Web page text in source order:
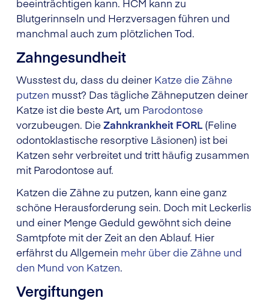
Blutgerinnseln und Herzversagen führen und
manchmal auch zum plötzlichen Tod.
Zahngesundheit
Wusstest du, dass du deiner Katze die Zähne
putzen musst? Das tägliche Zähneputzen deiner
Katze ist die beste Art, um Parodontose
vorzubeugen. DieZahnkrankheit FORL (Feline
odontoklastische resorptive Läsionen) ist bei
Katzen sehr verbreitet und tritt häufig zusammen
mit Parodontose auf.
Katzen die Zähne zu putzen, kann eine ganz
schöne Herausforderung sein. Doch mit Leckerlis
und einer Menge Geduld gewöhnt sich deine
Samtpfote mit der Zeit an den Ablauf. Hier
erfährst du Allgemein mehr über die Zähne und
den Mund von Katzen.
Vergiftungen